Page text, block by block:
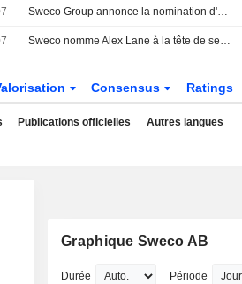
Sweco Group annonce la nomination d'Alex Lane au poste de président de Sweco UK et membre du comité de direction du groupe, à compter du 1er octobre 2026
Sweco nomme Alex Lane à la tête de ses activités au Royaume-Uni
Consensus Ratings
Publications officielles Autres langues
Graphique Sweco AB
Durée Période